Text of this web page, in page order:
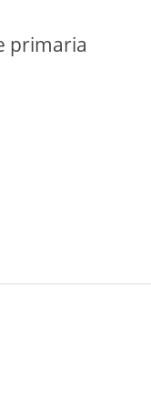
primaria